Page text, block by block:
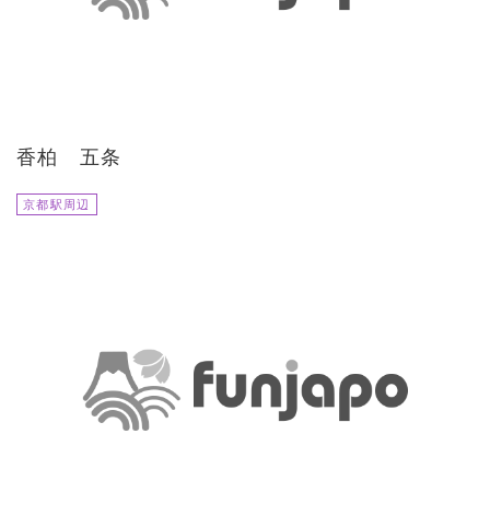
香柏 五条
京都駅周辺